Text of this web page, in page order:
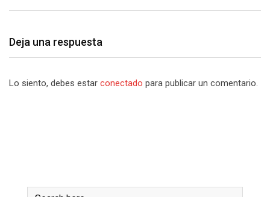
Deja una respuesta
Lo siento, debes estar conectado para publicar un comentario.